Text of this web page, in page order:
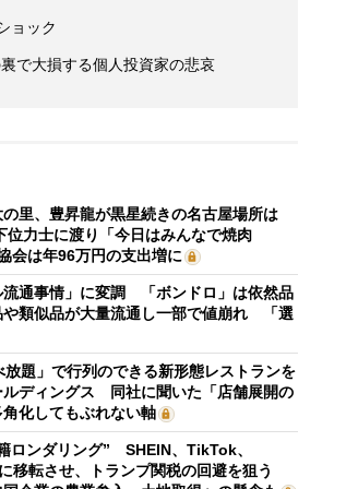
ョック
で大損する個人投資家の悲哀
の里、豊昇龍が黒星続きの名古屋場所は
位力士に渡り「今日はみんなで焼肉
会は年96万円の支出増に
流通事情」に変調 「ボンドロ」は依然品
や類似品が大量流通し一部で値崩れ 「選
放題」で行列のできる新形態レストランを
ルディングス 同社に聞いた「店舗展開の
化してもぶれない軸
ロンダリング” SHEIN、TikTok、
移転させ、トランプ関税の回避を狙う